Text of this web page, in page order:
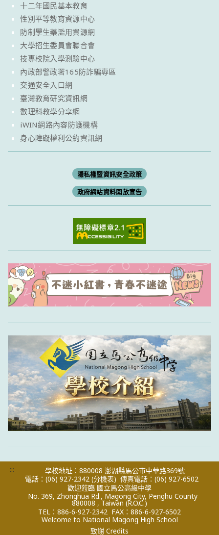
十二年國民基本教育
性別平等教育資源中心
防制學生藥濫用資源網
大學招生委員會聯合會
技專校院入學測驗中心
內政部警政署165防詐騙專區
交通安全入口網
臺灣教育研究資訊網
數理科教學分享網
iWIN網路內容防護機構
身心障礙權利公約資訊網
隱私權暨資訊安全政策
政府網站資料開放宣告
:::
學校地址：880008 澎湖縣馬公市中華路369號
電話：(06) 927-2342 (分機表) 傳真電話：(06) 927-6502
歡迎蒞臨 國立馬公高級中學
No. 369, Zhonghua Rd., Magong City, Penghu County
880008 , Taiwan (R.O.C.)
TEL：886-6-927-2342 FAX：886-6-927-6502
Welcome to National Magong High School
致謝 Credits